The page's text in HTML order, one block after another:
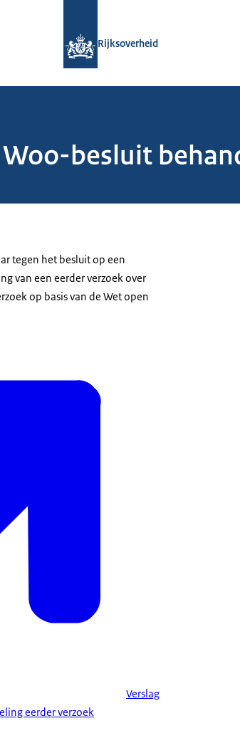
Rijksoverheid
besluit
tegen het besluit op een
van een eerder verzoek over
op basis van de Wet open
Verslag
eerder verzoek